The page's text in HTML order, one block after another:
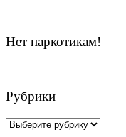
Нет наркотикам!
Рубрики
Рубрики